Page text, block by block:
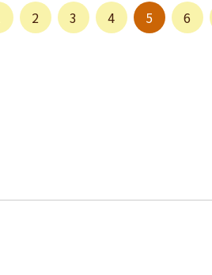
2 3 4 5 6